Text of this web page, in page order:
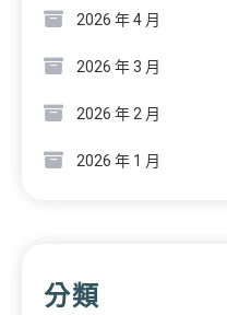
2026 年 4 月
2026 年 3 月
2026 年 2 月
2026 年 1 月
分類